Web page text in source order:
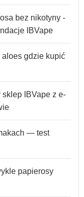
bez nikotyny -
IBVape
aloes gdzie kupić
sklep IBVape z e-
— test
papierosy